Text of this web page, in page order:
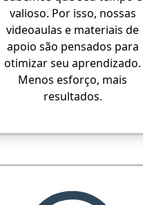
valioso. Por isso, nossas
videoaulas e materiais de
apoio são pensados para
otimizar seu aprendizado.
Menos esforço, mais
resultados.